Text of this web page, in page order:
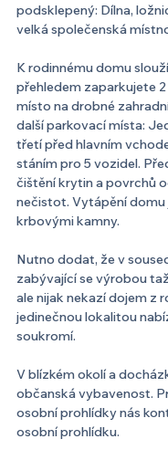
podsklepený: Dílna,
velká společenská
K rodinnému domu
přehledem zaparkujete
místo na drobné
další parkovací místa:
třetí před hlavním
stáním pro 5 vozidel.
čištění krytin a povrchů
nečistot. Vytápění
krbovými kamny.
Nutno dodat, že v
zabývající se výrobou
ale nijak nekazí dojem z
jedinečnou lokalitou
soukromí.
V blízkém okolí a
občanská vybavenost.
osobní prohlídky nás
osobní prohlídku.